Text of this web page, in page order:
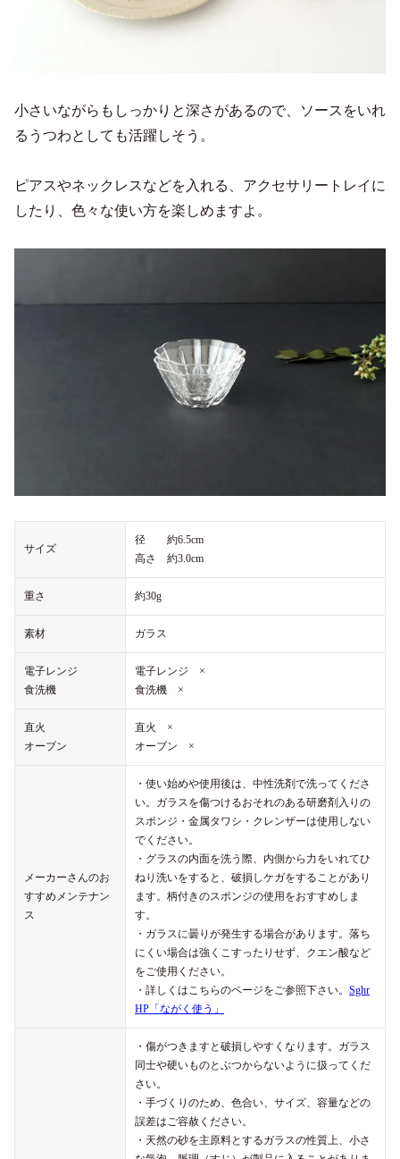
小さいながらもしっかりと深さがあるので、ソースをいれ
るうつわとしても活躍しそう。
ピアスやネックレスなどを入れる、アクセサリートレイに
したり、色々な使い方を楽しめますよ。
サイズ
径 約6.5cm
高さ 約3.0cm
重さ 約30g
素材 ガラス
電子レンジ
食洗機
電子レンジ ×
食洗機 ×
直火
オーブン
直火 ×
オーブン ×
メーカーさんのお
すすめメンテナン
ス
・使い始めや使用後は、中性洗剤で洗ってくださ
い。ガラスを傷つけるおそれのある研磨剤入りの
スポンジ・金属タワシ・クレンザーは使用しない
でください。
・グラスの内面を洗う際、内側から力をいれてひ
ねり洗いをすると、破損しケガをすることがあり
ます。柄付きのスポンジの使用をおすすめしま
す。
・ガラスに曇りが発生する場合があります。落ち
にくい場合は強くこすったりせず、クエン酸など
をご使用ください。
・詳しくはこちらのページをご参照下さい。 Sghr
HP「ながく使う」
・傷がつきますと破損しやすくなります。ガラス
同士や硬いものとぶつからないように扱ってくだ
さい。
・手づくりのため、色合い、サイズ、容量などの
誤差はご容赦ください。
・天然の砂を主原料とするガラスの性質上、小さ